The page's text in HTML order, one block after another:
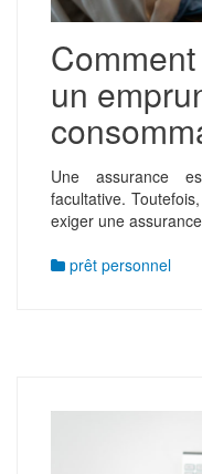
un
Une assurance
facultative.
exiger une
prêt personnel